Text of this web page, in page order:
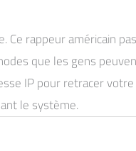
Ce rappeur
que les gens
IP pour retracer
le système.